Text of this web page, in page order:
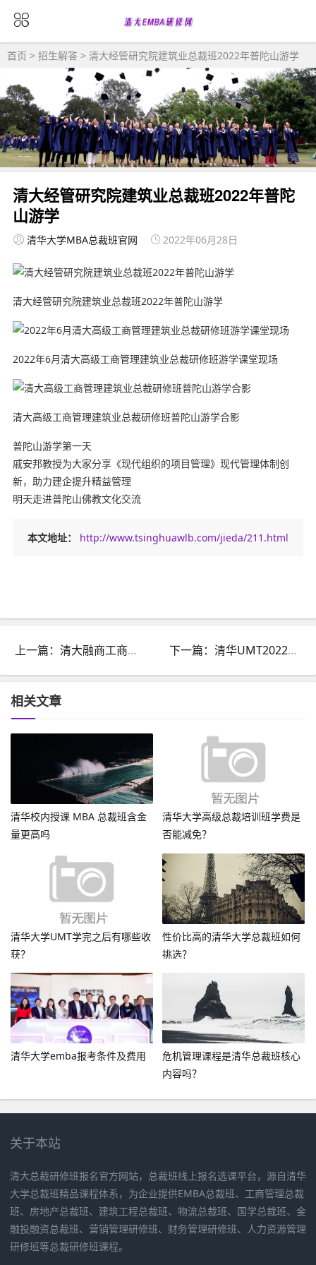
首页 > 招生解答 > 清大经管研究院建筑业总裁班2022年普陀山游学
清大经管研究院建筑业总裁班2022年普陀
山游学
清华大学MBA总裁班官网 2022年06月28日
清大经管研究院建筑业总裁班2022年普陀山游学
2022年6月清大高级工商管理建筑业总裁研修班游学课堂现场
清大高级工商管理建筑业总裁研修班普陀山游学合影
普陀山游学第一天
戚安邦教授为大家分享《现代组织的项目管理》现代管理体制创
新，助力建企提升精益管理
明天走进普陀山佛教文化交流
本文地址： http://www.tsinghuawlb.com/jieda/211.html
上一篇：清大融商工商管理EMBA总裁班2022年济南开班现场 下一篇：清华UMT2022年6月深圳游学活动圆满结束
相关文章
清华校内授课 MBA 总裁班含金
量更高吗
清华大学高级总裁培训班学费是
否能减免？
清华大学UMT学完之后有哪些收
获？
性价比高的清华大学总裁班如何
挑选？
清华大学emba报考条件及费用
危机管理课程是清华总裁班核心
内容吗？
关于本站
清大总裁研修班报名官方网站，总裁班线上报名选课平台，源自清华
大学总裁班精品课程体系，为企业提供EMBA总裁班、工商管理总裁
班、房地产总裁班、建筑工程总裁班、物流总裁班、国学总裁班、金
融投融资总裁班、营销管理研修班、财务管理研修班、人力资源管理
研修班等总裁研修班课程。